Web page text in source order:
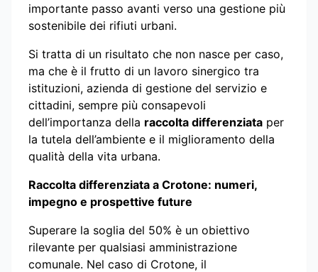
importante passo avanti verso una gestione più
sostenibile dei rifiuti urbani.
Si tratta di un risultato che non nasce per caso,
ma che è il frutto di un lavoro sinergico tra
istituzioni, azienda di gestione del servizio e
cittadini, sempre più consapevoli
dell’importanza della raccolta differenziata per
la tutela dell’ambiente e il miglioramento della
qualità della vita urbana.
Raccolta differenziata a Crotone: numeri,
impegno e prospettive future
Superare la soglia del 50% è un obiettivo
rilevante per qualsiasi amministrazione
comunale. Nel caso di Crotone, il